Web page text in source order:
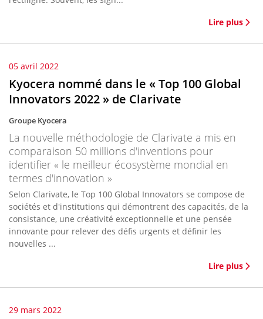
Lire plus
05 avril 2022
Kyocera nommé dans le « Top 100 Global
Innovators 2022 » de Clarivate
Groupe Kyocera
La nouvelle méthodologie de Clarivate a mis en
comparaison 50 millions d'inventions pour
identifier « le meilleur écosystème mondial en
termes d'innovation »
Selon Clarivate, le Top 100 Global Innovators se compose de
sociétés et d'institutions qui démontrent des capacités, de la
consistance, une créativité exceptionnelle et une pensée
innovante pour relever des défis urgents et définir les
nouvelles ...
Lire plus
29 mars 2022